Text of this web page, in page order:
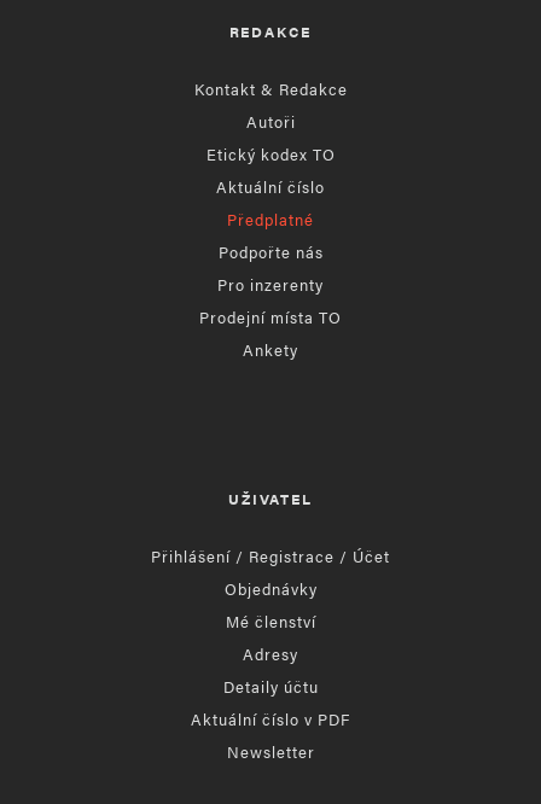
REDAKCE
Kontakt & Redakce
Autoři
Etický kodex TO
Aktuální číslo
Předplatné
Podpořte nás
Pro inzerenty
Prodejní místa TO
Ankety
UŽIVATEL
Přihlášení / Registrace / Účet
Objednávky
Mé členství
Adresy
Detaily účtu
Aktuální číslo v PDF
Newsletter